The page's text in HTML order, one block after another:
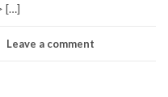
[…]
Leave a comment